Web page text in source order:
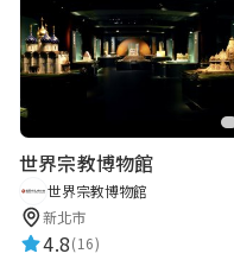
世界宗教博物館
世界宗教博物館
新北市
4.8(16)